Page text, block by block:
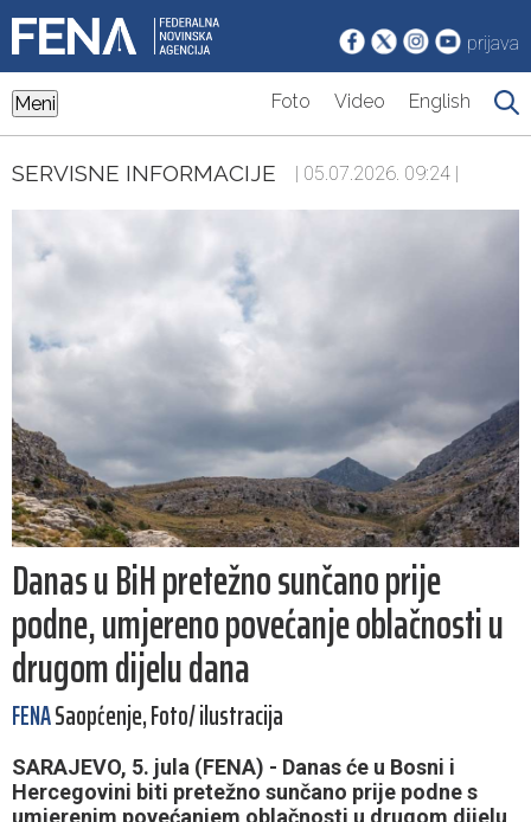
prijava
Meni Foto Video English
SERVISNE INFORMACIJE | 05.07.2026. 09:24 |
Danas u BiH pretežno sunčano prije
podne, umjereno povećanje oblačnosti u
drugom dijelu dana
FENASaopćenje, Foto/ ilustracija
SARAJEVO, 5. jula (FENA) - Danas će u Bosni i
Hercegovini biti pretežno sunčano prije podne s